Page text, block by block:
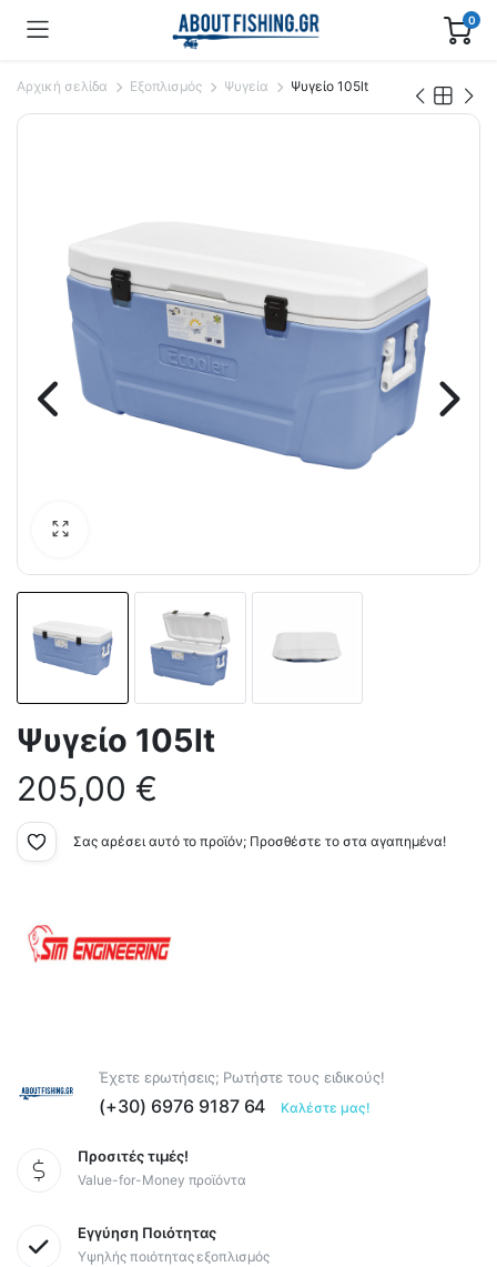
0
Αρχική σελίδα Εξοπλισμός Ψυγεία Ψυγείο 105lt
Ψυγείο 105lt
205,00 €
Σας αρέσει αυτό το προϊόν; Προσθέστε το στα αγαπημένα!
Έχετε ερωτήσεις; Ρωτήστε τους ειδικούς!
(+30) 6976 9187 64 Καλέστε μας!
Προσιτές τιμές!
Value-for-Money προϊόντα
Εγγύηση Ποιότητας
Υψηλής ποιότητας εξοπλισμός